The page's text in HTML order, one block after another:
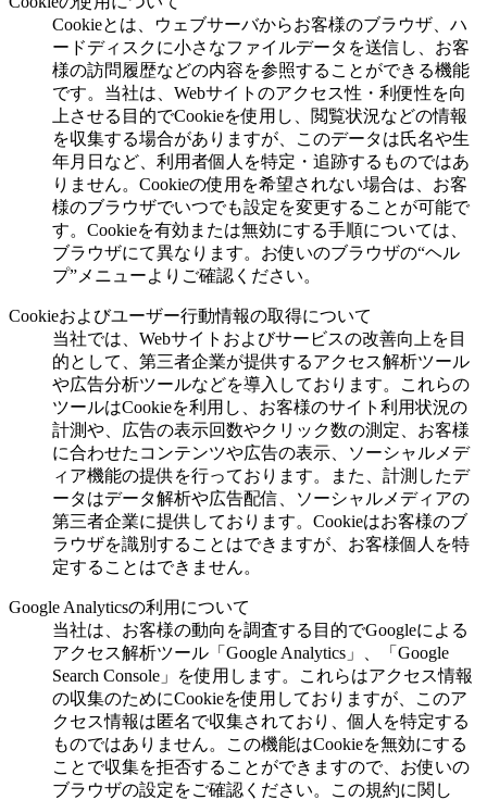
Cookieとは、ウェブサーバからお客様のブラウザ、ハ
ードディスクに小さなファイルデータを送信し、お客
様の訪問履歴などの内容を参照することができる機能
です。当社は、Webサイトのアクセス性・利便性を向
上させる目的でCookieを使用し、閲覧状況などの情報
を収集する場合がありますが、このデータは氏名や生
年月日など、利用者個人を特定・追跡するものではあ
りません。Cookieの使用を希望されない場合は、お客
様のブラウザでいつでも設定を変更することが可能で
す。Cookieを有効または無効にする手順については、
ブラウザにて異なります。お使いのブラウザの“ヘル
プ”メニューよりご確認ください。
Cookieおよびユーザー行動情報の取得について
当社では、Webサイトおよびサービスの改善向上を目
的として、第三者企業が提供するアクセス解析ツール
や広告分析ツールなどを導入しております。これらの
ツールはCookieを利用し、お客様のサイト利用状況の
計測や、広告の表示回数やクリック数の測定、お客様
に合わせたコンテンツや広告の表示、ソーシャルメデ
ィア機能の提供を行っております。また、計測したデ
ータはデータ解析や広告配信、ソーシャルメディアの
第三者企業に提供しております。Cookieはお客様のブ
ラウザを識別することはできますが、お客様個人を特
定することはできません。
Google Analyticsの利用について
当社は、お客様の動向を調査する目的でGoogleによる
アクセス解析ツール「Google Analytics」、「Google
Search Console」を使用します。これらはアクセス情報
の収集のためにCookieを使用しておりますが、このア
クセス情報は匿名で収集されており、個人を特定する
ものではありません。この機能はCookieを無効にする
ことで収集を拒否することができますので、お使いの
ブラウザの設定をご確認ください。この規約に関し